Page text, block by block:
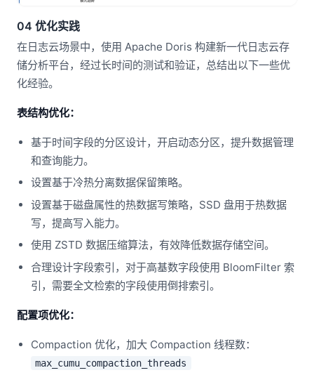
04 优化实践
在日志云场景中，使用 Apache Doris 构建新一代日志云存
储分析平台，经过长时间的测试和验证，总结出以下一些优
化经验。
表结构优化：
基于时间字段的分区设计，开启动态分区，提升数据管理
和查询能力。
设置基于冷热分离数据保留策略。
设置基于磁盘属性的热数据写策略，SSD 盘用于热数据
写，提高写入能力。
使用 ZSTD 数据压缩算法，有效降低数据存储空间。
合理设计字段索引，对于高基数字段使用 BloomFilter 索
引，需要全文检索的字段使用倒排索引。
配置项优化：
Compaction 优化，加大 Compaction 线程数：
max_cumu_compaction_threads